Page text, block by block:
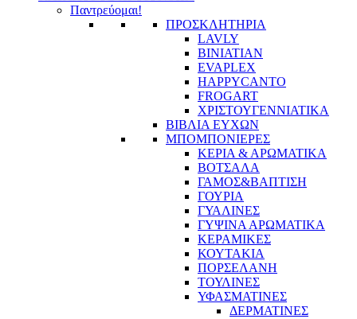
Παντρεύομαι!
ΠΡΟΣΚΛΗΤΗΡΙΑ
LAVLY
BINIATIAN
EVAPLEX
HAPPYCANTO
FROGART
ΧΡΙΣΤΟΥΓΕΝΝΙΑΤΙΚΑ
ΒΙΒΛΙΑ ΕΥΧΩΝ
ΜΠΟΜΠΟΝΙΕΡΕΣ
ΚΕΡΙΑ & ΑΡΩΜΑΤΙΚΑ
ΒΟΤΣΑΛΑ
ΓΑΜΟΣ&ΒΑΠΤΙΣΗ
ΓΟΥΡΙΑ
ΓΥΑΛΙΝΕΣ
ΓΥΨΙΝΑ ΑΡΩΜΑΤΙΚΑ
ΚΕΡΑΜΙΚΕΣ
ΚΟΥΤΑΚΙΑ
ΠΟΡΣΕΛΑΝΗ
ΤΟΥΛΙΝΕΣ
ΥΦΑΣΜΑΤΙΝΕΣ
ΔΕΡΜΑΤΙΝΕΣ